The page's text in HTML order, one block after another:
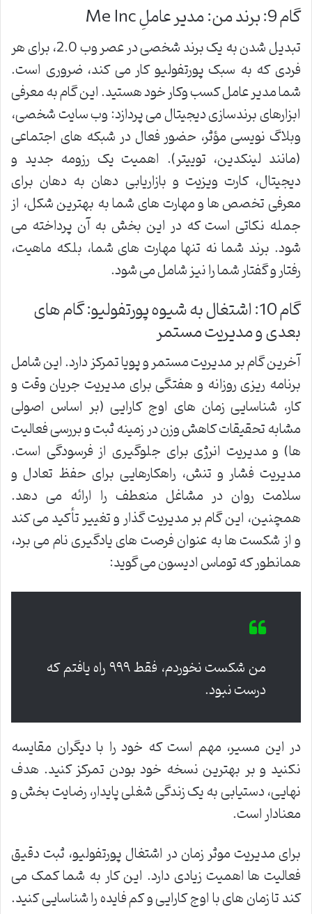
گام 9: برند من: مدیر عاملِ Me Inc
تبدیل شدن به یک برند شخصی در عصر وب 2.0، برای هر
فردی که به سبک پورتفولیو کار می کند، ضروری است.
شما مدیر عامل کسب وکار خود هستید. این گام به معرفی
ابزارهای برندسازی دیجیتال می پردازد: وب سایت شخصی،
وبلاگ نویسی مؤثر، حضور فعال در شبکه های اجتماعی
(مانند لینکدین، توییتر). اهمیت یک رزومه جدید و
دیجیتال، کارت ویزیت و بازاریابی دهان به دهان برای
معرفی تخصص ها و مهارت های شما به بهترین شکل، از
جمله نکاتی است که در این بخش به آن پرداخته می
شود. برند شما نه تنها مهارت های شما، بلکه ماهیت،
رفتار و گفتار شما را نیز شامل می شود.
گام 10: اشتغال به شیوه پورتفولیو: گام های
بعدی و مدیریت مستمر
آخرین گام بر مدیریت مستمر و پویا تمرکز دارد. این شامل
برنامه ریزی روزانه و هفتگی برای مدیریت جریان وقت و
کار، شناسایی زمان های اوج کارایی (بر اساس اصولی
مشابه تحقیقات کاهش وزن در زمینه ثبت و بررسی فعالیت
ها) و مدیریت انرژی برای جلوگیری از فرسودگی است.
مدیریت فشار و تنش، راهکارهایی برای حفظ تعادل و
سلامت روان در مشاغل منعطف را ارائه می دهد.
همچنین، این گام بر مدیریت گذار و تغییر تأکید می کند
و از شکست ها به عنوان فرصت های یادگیری نام می برد،
همانطور که توماس ادیسون می گوید:
من شکست نخوردم، فقط ۹۹۹ راه یافتم که
درست نبود.
در این مسیر، مهم است که خود را با دیگران مقایسه
نکنید و بر بهترین نسخه خود بودن تمرکز کنید. هدف
نهایی، دستیابی به یک زندگی شغلی پایدار، رضایت بخش و
معنادار است.
برای مدیریت موثر زمان در اشتغال پورتفولیو، ثبت دقیق
فعالیت ها اهمیت زیادی دارد. این کار به شما کمک می
کند تا زمان های با اوج کارایی و کم فایده را شناسایی کنید.